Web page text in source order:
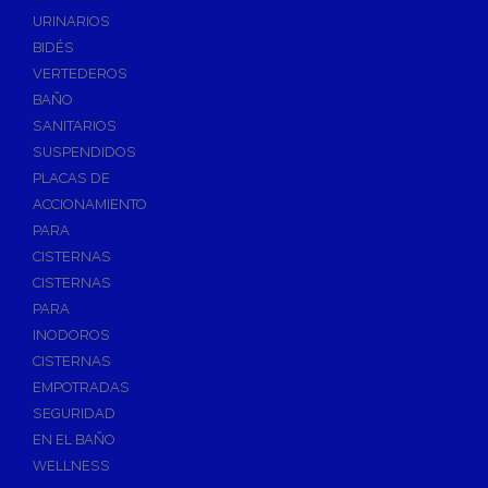
Válvulas de Esfera
Válvulas de Escuadra y Lavadora
Válvulas Reductoras de Presión
Válvulas de Retención
Electroválvulas
Válvulas de Compuerta
Válvulas de Contadores
Llaves de Paso
Accesorios de Valvulería
Calderines
Herramientas y Vestuario
Adhesivos Instantaneos
Selladores y Masillas
URINARIOS
BIDÉS
VERTEDEROS
BAÑO
SANITARIOS
SUSPENDIDOS
PLACAS DE
ACCIONAMIENTO
PARA
CISTERNAS
CISTERNAS
PARA
INODOROS
CISTERNAS
EMPOTRADAS
SEGURIDAD
EN EL BAÑO
WELLNESS